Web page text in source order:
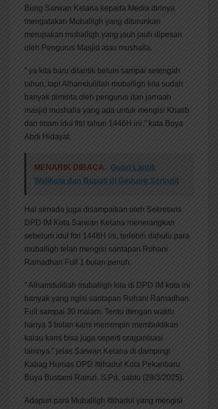
Bung Sarwan Kelana kepada Media dirinya
mengatakan Muballigh yang diturunkan
merupakan muballigh yang jauh jauh dipesan
oleh Pengurus Masjid atau mushalla.
” ya kita baru dilantik belum sampai setengah
tahun, tapi Alhamdulillah muballigh kita sudah
banyak diminta oleh pengurus dan jamaah
masjid mushalla yang ada untuk mengisi Khatib
dan imam idul fitri tahun 1446H ini.” kata Buya
Abdi Hidayat.
MENARIK DIBACA: Gubri Lantik
Walikota dan Bupati di Gedung Serindit
Hal senada juga disampaikan oleh Sekretaris
DPD IM Kota Sarwan Kelana menerangkan
sebelum idul fitri 1446H ini, terlebih dahulu para
muballigh telah mengisi santapan Rohani
Ramadhan Full 1 bulan penuh.
” Alhamdulillah muballigh kita di DPD IM kota ini
banyak yang ngisi santapan Rohani Ramadhan
Full sampai 30 malam. Tentu dengan waktu
hanya 3 bulan kami memimpin membuktikan
kalau kami bisa juga seperti oraganisasi
lainnya.” jelas Sarwan Kelana di dampingi
Kabag Humas DPD Ittihadul Kota Pekanbaru
Buya Bustami Ramzi. S.Pd, sabtu (29/3/2025).
Adapun para Muballigh Ittihadul yang mengisi